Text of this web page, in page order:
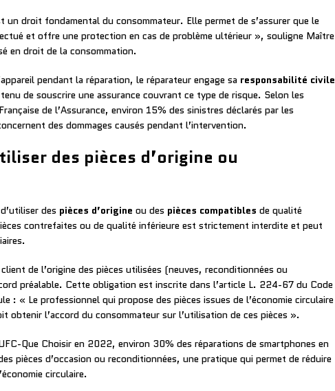
un droit fondamental du consommateur. Elle permet de s’assurer que le
et offre une protection en cas de problème ultérieur », souligne Maître
en droit de la consommation.
pendant la réparation, le réparateur engage sa responsabilité civile
de souscrire une assurance couvrant ce type de risque. Selon les
de l’Assurance, environ 15% des sinistres déclarés par les
des dommages causés pendant l’intervention.
des pièces d’origine ou
des pièces d’origine ou des pièces compatibles de qualité
contrefaites ou de qualité inférieure est strictement interdite et peut
de l’origine des pièces utilisées (neuves, reconditionnées ou
préalable. Cette obligation est inscrite dans l’article L. 224-67 du Code
: « Le professionnel qui propose des pièces issues de l’économie circulaire
obtenir l’accord du consommateur sur l’utilisation de ces pièces ».
Que Choisir en 2022, environ 30% des réparations de smartphones en
pièces d’occasion ou reconditionnées, une pratique qui permet de réduire
circulaire.